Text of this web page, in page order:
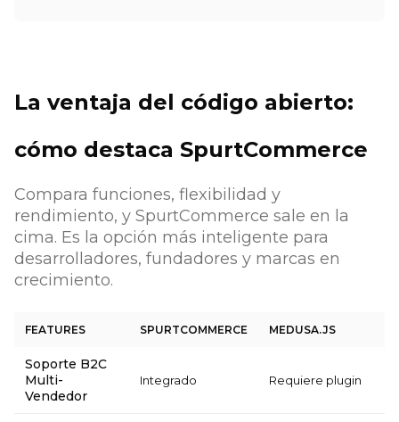
La ventaja del código abierto:
cómo destaca SpurtCommerce
Compara funciones, flexibilidad y
rendimiento, y SpurtCommerce sale en la
cima. Es la opción más inteligente para
desarrolladores, fundadores y marcas en
crecimiento.
FEATURES SPURTCOMMERCE MEDUSA.JS
Soporte B2C
Multi-
Vendedor
Integrado Requiere plugin